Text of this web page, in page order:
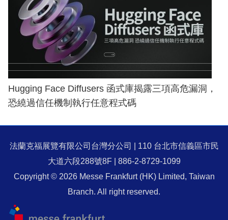
Hugging Face Diffusers 函式庫揭露三項高危漏洞，
恐繞過信任機制執行任意程式碼
法蘭克福展覽有限公司台灣分公司 | 110 台北市信義區市民
大道六段288號8F | 886-2-8729-1099
Copyright © 2026 Messe Frankfurt (HK) Limited, Taiwan
Branch. All right reserved.